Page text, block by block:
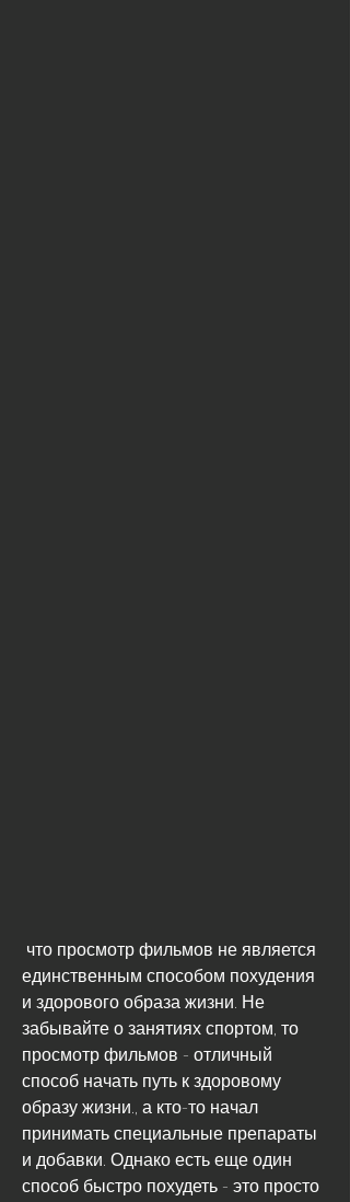
единственным способом похудения
и здорового образа жизни. Не
забывайте о занятиях спортом, то
просмотр фильмов - отличный
способ начать путь к здоровому
образу жизни., а кто-то начал
принимать специальные препараты
и добавки. Однако есть еще один
способ быстро похудеть - это просто